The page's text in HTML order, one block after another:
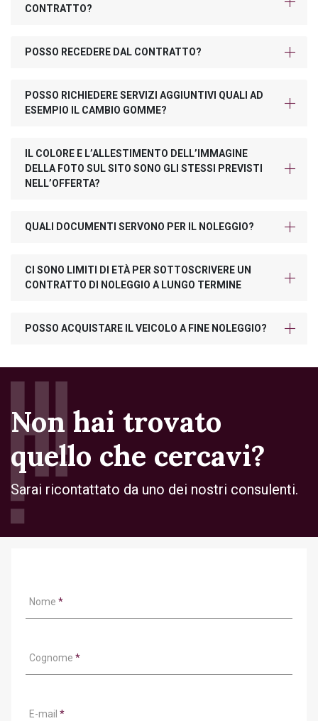
CONTRATTO?
POSSO RECEDERE DAL CONTRATTO?
POSSO RICHIEDERE SERVIZI AGGIUNTIVI QUALI AD
ESEMPIO IL CAMBIO GOMME?
IL COLORE E L’ALLESTIMENTO DELL’IMMAGINE
DELLA FOTO SUL SITO SONO GLI STESSI PREVISTI
NELL’OFFERTA?
QUALI DOCUMENTI SERVONO PER IL NOLEGGIO?
CI SONO LIMITI DI ETÀ PER SOTTOSCRIVERE UN
CONTRATTO DI NOLEGGIO A LUNGO TERMINE
POSSO ACQUISTARE IL VEICOLO A FINE NOLEGGIO?
Non hai trovato
quello che cercavi?
Sarai ricontattato da uno dei nostri consulenti.
Nome *
Cognome *
E-mail *